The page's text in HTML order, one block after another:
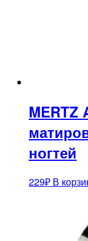
MERTZ
ногтей
229₽ В